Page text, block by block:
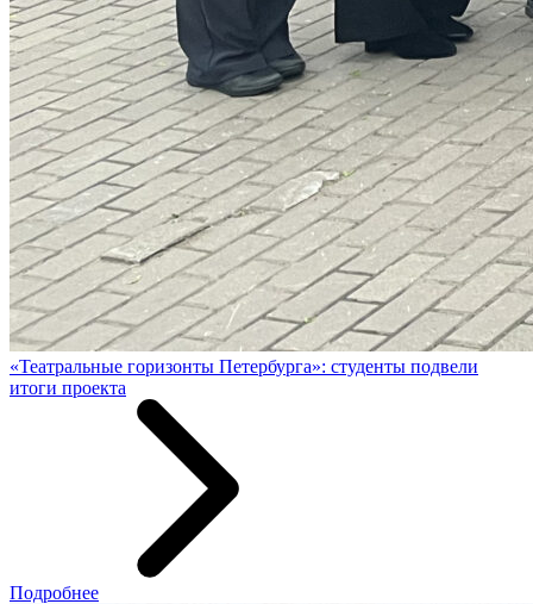
«Театральные горизонты Петербурга»: студенты подвели
итоги проекта
Подробнее